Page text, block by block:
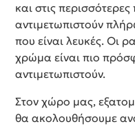
και στις
αντιμετωπιστούν
που είναι λευκές. Οι
χρώμα είναι πιο
αντιμετωπιστούν.
Στον χώρο μας,
θα ακολουθήσουμε